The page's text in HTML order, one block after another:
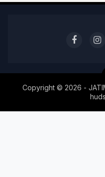
Copyright © 2026 -